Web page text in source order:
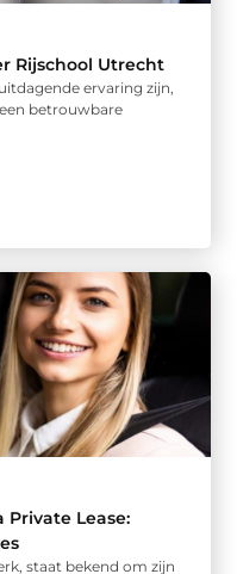
Rijschool Utrecht
ervaring zijn,
betrouwbare
Private Lease:
staat bekend om zijn